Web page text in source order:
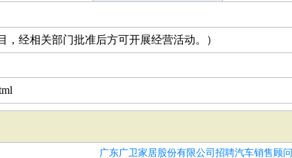
经相关部门批准后方可开展经营活动。）
广东广卫家居股份有限公司招聘汽车销售顾问